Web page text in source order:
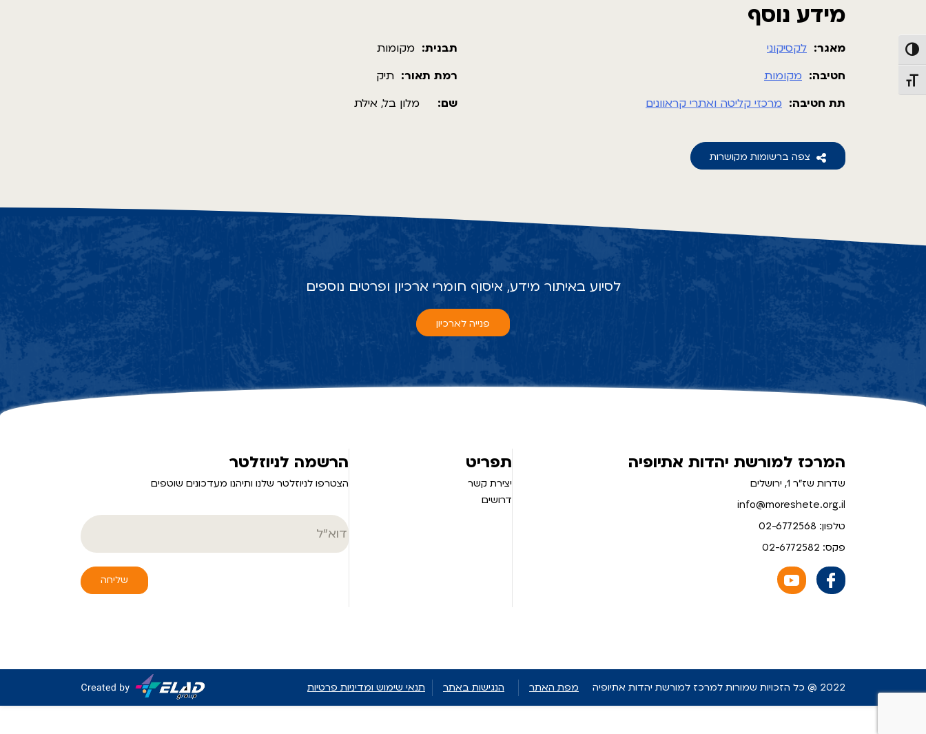
הפעל/כבה ניגודיות גבוהה
מתג גודל גופן
מידע נוסף
מאגר: לקסיקוני
חטיבה: מקומות
תת חטיבה: מרכזי קליטה ואתרי קראוונים
תבנית: מקומות
רמת תאור: תיק
שם:
מלון בל, אילת
צפה ברשומות מקושרות
לסיוע באיתור מידע, איסוף חומרי ארכיון ופרטים נוספים
פנייה לארכיון
המרכז למורשת יהדות אתיופיה
שדרות שז"ר 1, ירושלים
info@moreshete.org.il
טלפון: 02-6772568
פקס: 02-6772582
תפריט
יצירת קשר
דרושים
הרשמה לניוזלטר
הצטרפו לניוזלטר שלנו ותיהנו מעדכונים שוטפים
שליחה
2022 @ כל הזכויות שמורות למרכז למורשת יהדות אתיופיה מפת האתר הנגישות באתר תנאי שימוש ומדיניות פרטיות